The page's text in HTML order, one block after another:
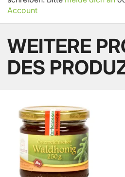
Account
WEITERE
DES